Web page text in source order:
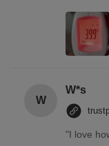
W
W*s
"I love